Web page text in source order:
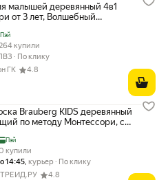
малышей деревянный 4в1
от 3 лет, Волшебный
карточками и фигурами,
игрушки, Brauberg Kids,
Яндекс Пэй 949 ₽ вместо
Пэй
4.5 из 5
· 264 купили
купили
По клику
ГК
4.8
Brauberg KIDS деревянный
по методу Монтессори, с
рыбалкой, 665242
Яндекс Пэй 1071 ₽ вместо
Пэй
4.8 из 5
30 купили
купили
14:45 курьер
По клику
4.8